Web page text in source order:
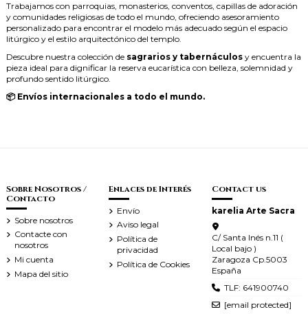
Trabajamos con parroquias, monasterios, conventos, capillas de adoración
y comunidades religiosas de todo el mundo, ofreciendo asesoramiento
personalizado para encontrar el modelo más adecuado según el espacio
litúrgico y el estilo arquitectónico del templo.
Descubre nuestra colección de sagrarios y tabernáculos y encuentra la
pieza ideal para dignificar la reserva eucarística con belleza, solemnidad y
profundo sentido litúrgico.
📦 Envíos internacionales a todo el mundo.
Sobre Nosotros /
Contacto
Sobre nosotros
Contacte con
nosotros
Mi cuenta
Mapa del sitio
Enlaces de Interés
Envío
Aviso legal
Política de
privacidad
Política de Cookies
Contact us
karelia Arte Sacra
C/ Santa Inés n.11 (
Local bajo )
Zaragoza Cp.5003
España
TLF: 641900740
[email protected]